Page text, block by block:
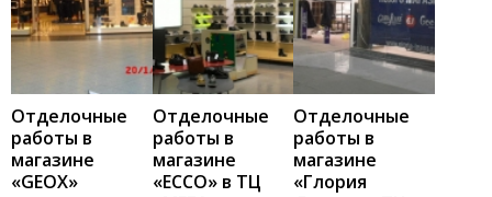
Отделочные
работы в
магазине
«GEOX»
Отделочные
работы в
магазине
«ECCO» в ТЦ
Отделочные
работы в
магазине
«Глория